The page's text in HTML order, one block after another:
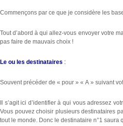
Commençons par ce que je considère les
Tout d’abord à qui allez-vous envoyer votre
pas faire de mauvais choix !
Le ou les destinataires :
Souvent précéder de « pour » « A » suivant
Il s’agit ici d’identifier à qui vous adressez
Vous pouvez choisir plusieurs destinataires
tout le monde. Donc le destinataire n°1 saura